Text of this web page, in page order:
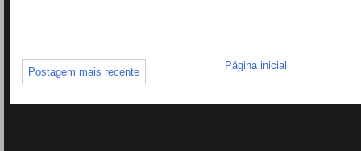
Postagem mais recente
Página inicial